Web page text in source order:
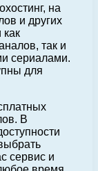
на
и других
так и
сериалами.
для
В
сервис и